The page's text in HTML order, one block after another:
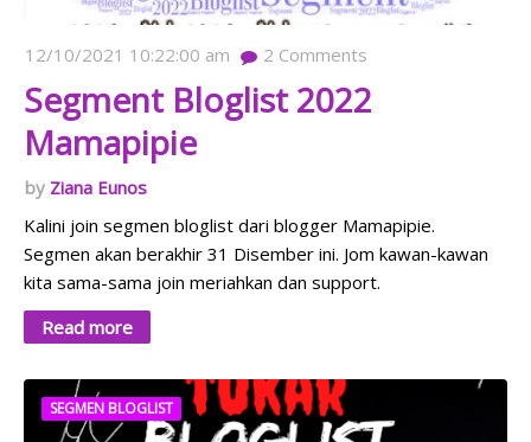
12/10/2021 10:22:00 am 2 Comments
Segment Bloglist 2022
Mamapipie
Ziana Eunos
Kalini join segmen bloglist dari blogger Mamapipie.
Segmen akan berakhir 31 Disember ini. Jom kawan-kawan
kita sama-sama join meriahkan dan support.
Read more
SEGMEN BLOGLIST